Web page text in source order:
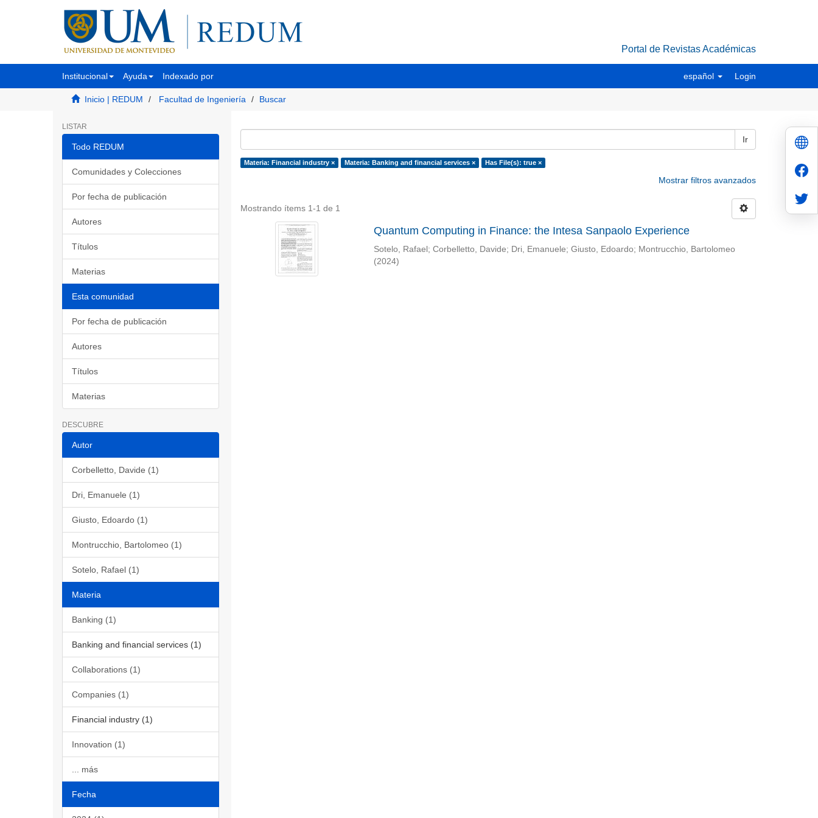
Portal de Revistas Académicas
Institucional Ayuda Indexado por español Login
Inicio | REDUM Facultad de Ingeniería Buscar
LISTAR
Todo REDUM
Comunidades y Colecciones
Por fecha de publicación
Autores
Títulos
Materias
Esta comunidad
Por fecha de publicación
Autores
Títulos
Materias
DESCUBRE
Autor
Corbelletto, Davide (1)
Dri, Emanuele (1)
Giusto, Edoardo (1)
Montrucchio, Bartolomeo (1)
Sotelo, Rafael (1)
Materia
Banking (1)
Banking and financial services (1)
Collaborations (1)
Companies (1)
Financial industry (1)
Innovation (1)
... más
Fecha
Ir
Materia: Financial industry × Materia: Banking and financial services × Has File(s): true ×
Mostrar filtros avanzados
Mostrando ítems 1-1 de 1
Quantum Computing in Finance: the Intesa Sanpaolo Experience
Sotelo, Rafael ; Corbelletto, Davide; Dri, Emanuele; Giusto, Edoardo; Montrucchio, Bartolomeo
(2024)